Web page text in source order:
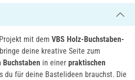
mit dem VBS Holz-Buchstaben-
deine kreative Seite zum
Buchstaben in einer praktischen
du für deine Bastelideen brauchst. Die